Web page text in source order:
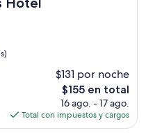
$131 por noche
El
precio
actual
es
$155 en total
16 ago. - 17 ago.
Total con impuestos y cargos